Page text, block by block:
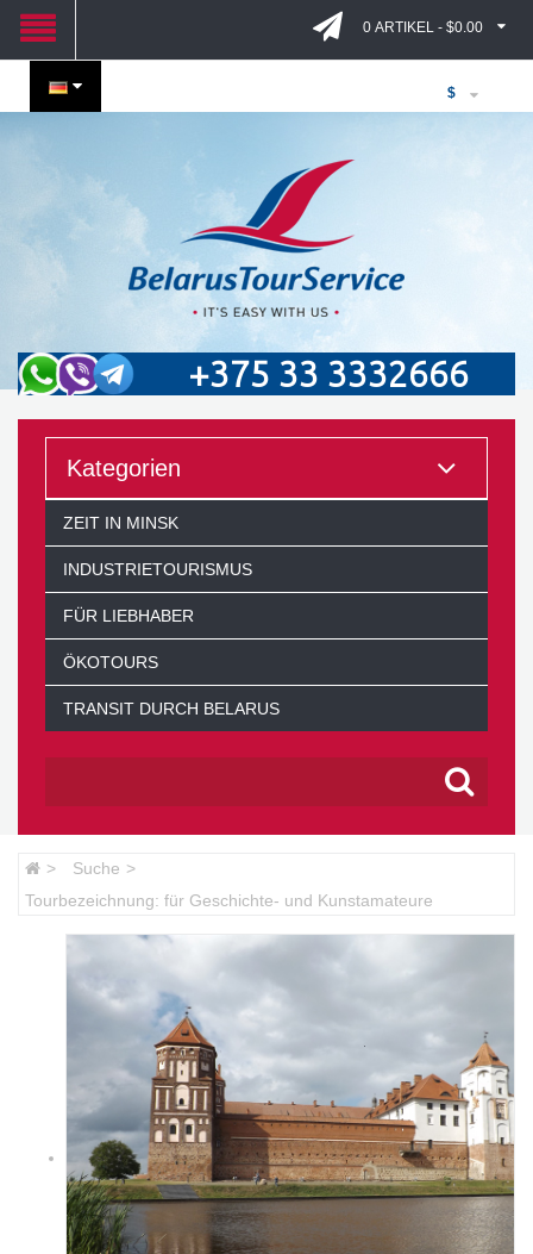
$
0 ARTIKEL - $0.00
+375 33 3332666
Kategorien
ZEIT IN MINSK
INDUSTRIETOURISMUS
FÜR LIEBHABER
ÖKOTOURS
TRANSIT DURCH BELARUS
Suche
Tourbezeichnung: für Geschichte- und Kunstamateure